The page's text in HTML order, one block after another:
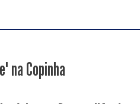
na Copinha